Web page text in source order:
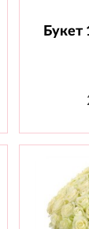
Букет